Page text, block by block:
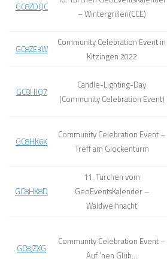
GC8ZDQC
– Wintergrillen(CCE)
GC8ZE3W
Community Celebration Event in
Kitzingen 2022
GC8HJQ7
Candle-Lighting-Day
(Community Celebration Event)
GC8HK6K
Community Celebration Event –
Treff am Glockenturm
GC8HK8D
11. Türchen vom
GeoEventsKalender –
Waldweihnacht
GC8JZXG
Community Celebration Event –
Auf ’nen Glüh…